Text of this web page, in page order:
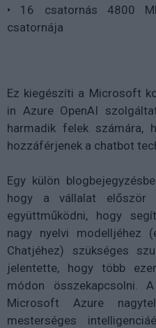
• 16 csatornás 4800
csatornája
Ez kiegészíti a Microsoft
in Azure OpenAI
harmadik felek számára,
hozzáférjenek a chatbot
Egy külön
hogy a vállalat először
együttműködni, hogy
nagy nyelvi modelljéhez
Chatjéhez) szükséges
jelentette, hogy több
módon összekapcsolni.
Microsoft Azure
mesterséges